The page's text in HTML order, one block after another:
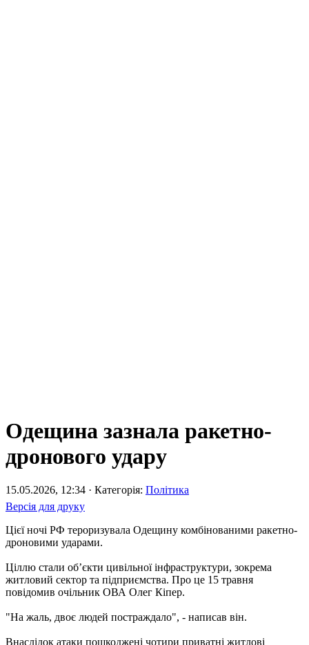
Одещина зазнала ракетно-
дронового удару
15.05.2026, 12:34 · Категорія: Політика
Версія для друку
Цієї ночі РФ тероризувала Одещину комбінованими ракетно-
дроновими ударами.
Ціллю стали обʼєкти цивільної інфраструктури, зокрема
житловий сектор та підприємства. Про це 15 травня
повідомив очільник ОВА Олег Кіпер.
"На жаль, двоє людей постраждало", - написав він.
Внаслідок атаки пошкоджені чотири приватні житлові